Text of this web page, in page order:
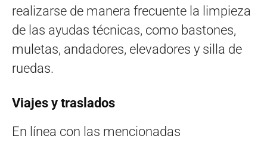
realizarse de manera frecuente la limpieza
de las ayudas técnicas, como bastones,
muletas, andadores, elevadores y silla de
ruedas.
Viajes y traslados
En línea con las mencionadas